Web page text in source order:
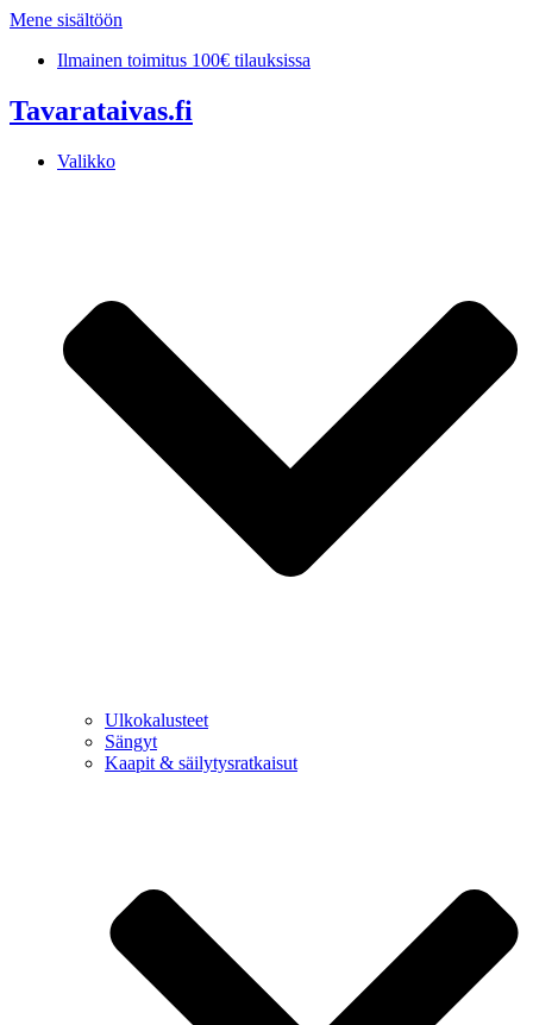
Mene sisältöön
Ilmainen toimitus 100€ tilauksissa
Tavarataivas.fi
Valikko
Ulkokalusteet
Sängyt
Kaapit & säilytysratkaisut